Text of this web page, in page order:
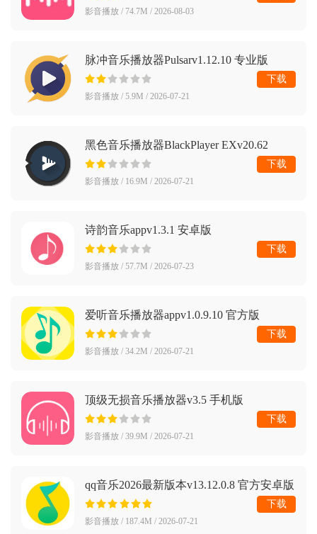
影音播放 / 74.7M / 2026-08-03
脉冲音乐播放器Pulsarv1.12.10 专业版
影音播放 / 5.9M / 2026-07-21
下载
黑色音乐播放器BlackPlayer EXv20.62
BETA 测试版
影音播放 / 16.9M / 2026-07-21
下载
诗韵音乐appv1.3.1 安卓版
影音播放 / 57.7M / 2026-07-23
下载
爱听音乐播放器appv1.0.9.10 官方版
影音播放 / 34.2M / 2026-07-21
下载
顶级无损音乐播放器v3.5 手机版
影音播放 / 39.9M / 2026-07-21
下载
qq音乐2026最新版本v13.12.0.8 官方安卓版
影音播放 / 187.4M / 2026-07-21
下载